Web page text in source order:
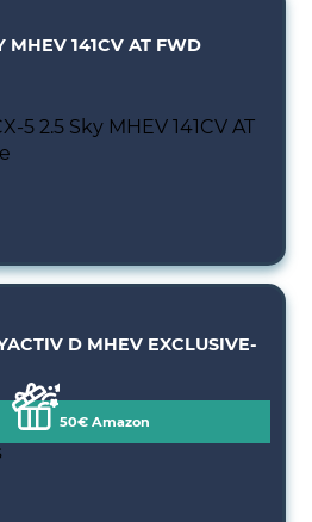
MHEV 141CV AT FWD
D MHEV EXCLUSIVE-
50€ Amazon